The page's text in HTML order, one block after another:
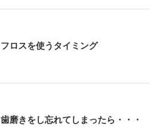
フロスを使うタイミング
歯磨きをし忘れてしまったら・・・